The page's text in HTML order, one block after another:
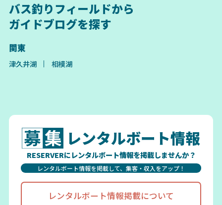
バス釣りフィールドから
ガイドブログを探す
関東
津久井湖 相模湖
レンタルボート情報
RESERVERにレンタルボート情報を掲載しませんか？
レンタルボート情報を掲載して、集客・収入をアップ！
レンタルボート情報掲載について